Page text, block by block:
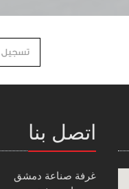
اتصل بنا
غرفة صناعة دمشق